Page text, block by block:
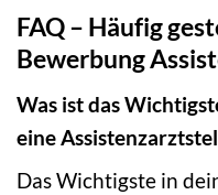
FAQ – Häufig
Bewerbung
Was ist das
eine
Das Wichtigste in